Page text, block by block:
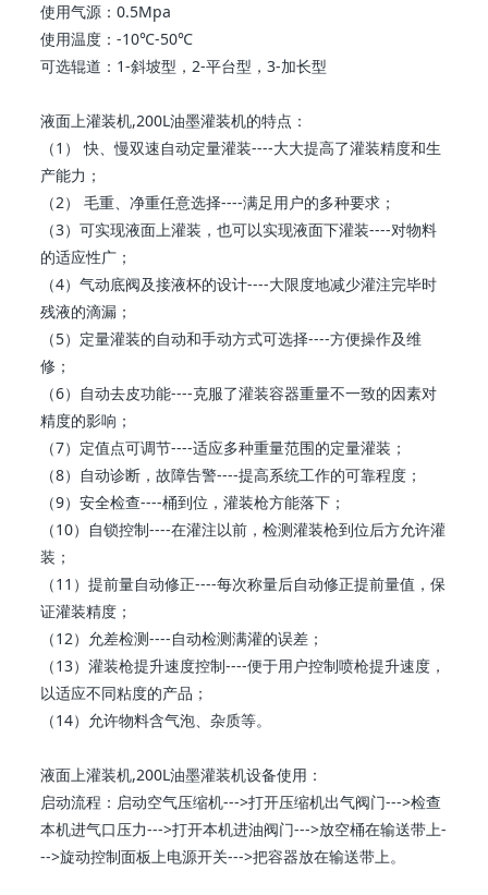
使用气源：0.5Mpa
使用温度：-10℃-50℃
可选辊道：1-斜坡型，2-平台型，3-加长型
液面上灌装机,200L油墨灌装机的特点：
（1） 快、慢双速自动定量灌装----大大提高了灌装精度和生
产能力；
（2） 毛重、净重任意选择----满足用户的多种要求；
（3）可实现液面上灌装，也可以实现液面下灌装----对物料
的适应性广；
（4）气动底阀及接液杯的设计----大限度地减少灌注完毕时
残液的滴漏；
（5）定量灌装的自动和手动方式可选择----方便操作及维
修；
（6）自动去皮功能----克服了灌装容器重量不一致的因素对
精度的影响；
（7）定值点可调节----适应多种重量范围的定量灌装；
（8）自动诊断，故障告警----提高系统工作的可靠程度；
（9）安全检查----桶到位，灌装枪方能落下；
（10）自锁控制----在灌注以前，检测灌装枪到位后方允许灌
装；
（11）提前量自动修正----每次称量后自动修正提前量值，保
证灌装精度；
（12）允差检测----自动检测满灌的误差；
（13）灌装枪提升速度控制----便于用户控制喷枪提升速度，
以适应不同粘度的产品；
（14）允许物料含气泡、杂质等。
液面上灌装机,200L油墨灌装机设备使用：
启动流程：启动空气压缩机--->打开压缩机出气阀门--->检查
本机进气口压力--->打开本机进油阀门--->放空桶在输送带上-
-->旋动控制面板上电源开关--->把容器放在输送带上。